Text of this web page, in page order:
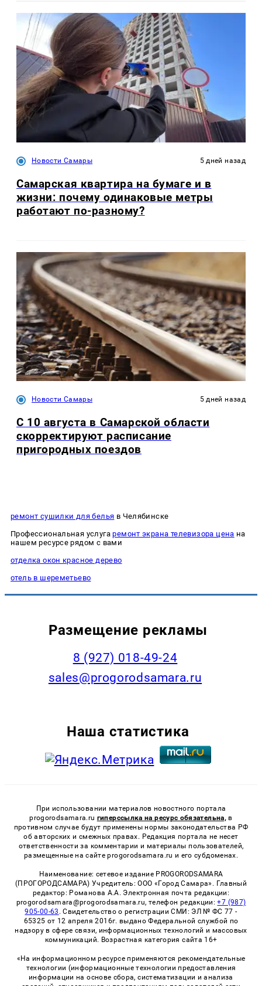
Новости Самары 5 дней назад
Самарская квартира на бумаге и в
жизни: почему одинаковые метры
работают по-разному?
Новости Самары 5 дней назад
С 10 августа в Самарской области
скорректируют расписание
пригородных поездов
ремонт сушилки для белья в Челябинске
Профессиональная услугаремонт экрана телевизора цена на
нашем ресурсе рядом с вами
отделка окон красное дерево
отель в шереметьево
Размещение рекламы
8 (927) 018-49-24
sales@progorodsamara.ru
Наша статистика
При использовании материалов новостного портала
progorodsamara.ru гиперссылка на ресурс обязательна, в
противном случае будут применены нормы законодательства РФ
об авторских и смежных правах. Редакция портала не несет
ответственности за комментарии и материалы пользователей,
размещенные на сайте progorodsamara.ru и его субдоменах.
Наименование: сетевое издание PROGORODSAMARA
(ПРОГОРОДСАМАРА) Учредитель: ООО «Город Самара». Главный
редактор: Романова А.А. Электронная почта редакции:
progorodsamara@progorodsamara.ru, телефон редакции:+7 (987)
905-00-63 . Свидетельство о регистрации СМИ: ЭЛ № ФС 77 -
65325 от 12 апреля 2016г. выдано Федеральной службой по
надзору в сфере связи, информационных технологий и массовых
коммуникаций. Возрастная категория сайта 16+
«На информационном ресурсе применяются рекомендательные
технологии (информационные технологии предоставления
информации на основе сбора, систематизации и анализа